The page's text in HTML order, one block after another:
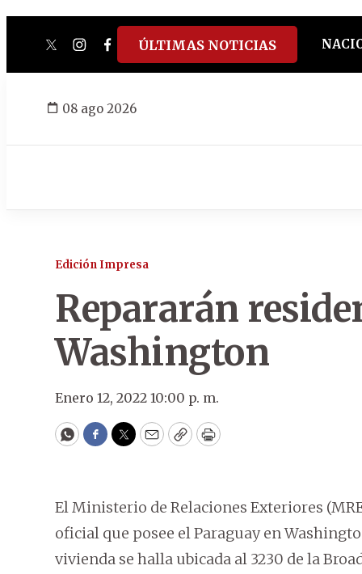
twitterinstagram
facebook
tiktokyoutube
spotify
ÚLTIMAS NOTICIAS
08 ago 2026
Edición Impresa
Repararán
Washington
Enero 12, 2022 10:00 p. m.
WhatsApp
Facebook
Twitter
EmailCopyPrint
El Ministerio de Relaciones Exteriores
oficial que posee el Paraguay en
vivienda se halla ubicada al 3230 de la